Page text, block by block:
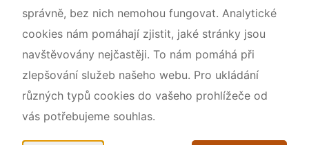
správně, bez nich nemohou fungovat. Analytické
cookies nám pomáhají zjistit, jaké stránky jsou
navštěvovány nejčastěji. To nám pomáhá při
zlepšování služeb našeho webu. Pro ukládání
různých typů cookies do vašeho prohlížeče od
vás potřebujeme souhlas.